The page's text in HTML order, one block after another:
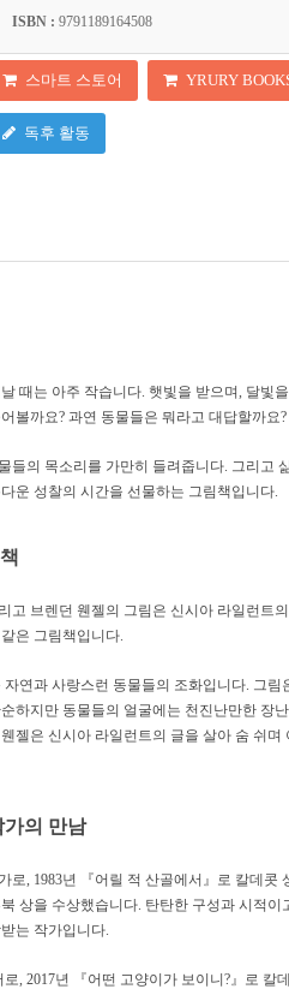
ISBN : 9791189164508
스마트 스토어 YRURY
독후 활동
때는 아주 작습니다. 햇빛을 받으며, 달빛
볼까요? 과연 동물들은 뭐라고 대답할까요?
들의 목소리를 가만히 들려줍니다. 그리고
운 성찰의 시간을 선물하는 그림책입니다.
고 브렌던 웬젤의 그림은 신시아 라일런트
은 그림책입니다.
연과 사랑스런 동물들의 조화입니다. 그림
하지만 동물들의 얼굴에는 천진난만한 장
젤은 신시아 라일런트의 글을 살아 숨 쉬며
가의 만남
로, 1983년 『어릴 적 산골에서』로 칼데콧
상을 수상했습니다. 탄탄한 구성과 시적이
는 작가입니다.
로, 2017년 『어떤 고양이가 보이니?』로 칼